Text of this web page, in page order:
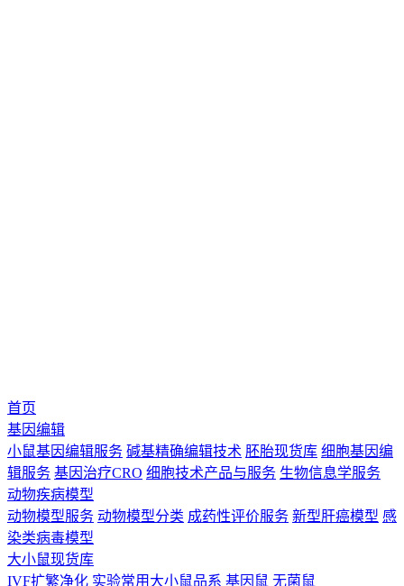
首页
基因编辑
小鼠基因编辑服务 碱基精确编辑技术 胚胎现货库 细胞基因编
辑服务 基因治疗CRO 细胞技术产品与服务 生物信息学服务
动物疾病模型
动物模型服务 动物模型分类 成药性评价服务 新型肝癌模型 感
染类病毒模型
大小鼠现货库
IVF扩繁净化 实验常用大小鼠品系 基因鼠 无菌鼠